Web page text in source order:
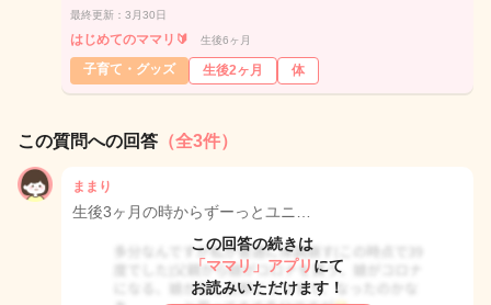
最終更新：3月30日
はじめてのママリ🔰 生後6ヶ月
子育て・グッズ 生後2ヶ月 体
この質問への回答 （全3件）
ままり
生後3ヶ月の時からずーっとユニ…
この回答の続きは
「ママリ」アプリ にて
お読みいただけます！